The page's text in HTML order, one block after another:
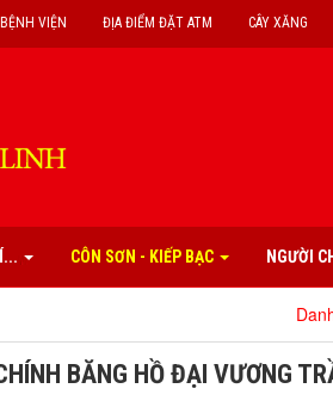
CÂY XĂNG
ĐỊA ĐIỂM ĐẶT ATM
BỆNH VIỆN
CÔN SƠN - KIẾP BẠC NGƯỜI
Danh mục
BĂNG HỒ ĐẠI VƯƠNG